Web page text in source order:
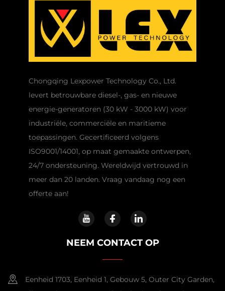
Chongqing Lexpower Technology Co., Ltd.
levert betrouwbare diesel-, gas- en nieuwe
energie-generatoren (30 kW - 3000 kW) voor
industriële, commerciële en maritieme
toepassingen. Gecertificeerd volgens
ISO9001/14001, op maat gemaakte ontwerpen,
24/7 ondersteuning. Wereldwijd vertrouwd in
meer dan 20 landen. Vraag vandaag nog een
offerte aan!
NEEM CONTACT OP
Eenheid 1703, Eenheid 1, Gebouw 5, Outer City Garden,